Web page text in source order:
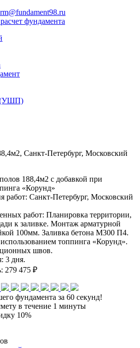
фундамента
(УШП)
Санкт-Петербург, Московский
188,4м2 с добавкой при
«Корунд»
работ: Санкт-Петербург, Московский
работ: Планировка территории,
к заливке. Монтаж арматурной
100мм. Заливка бетона М300 П4.
топпинга «Корунд».
швов.
3 дня.
279 475 ₽
фундамента за 60 секунд!
в течение 1 минуты
10%